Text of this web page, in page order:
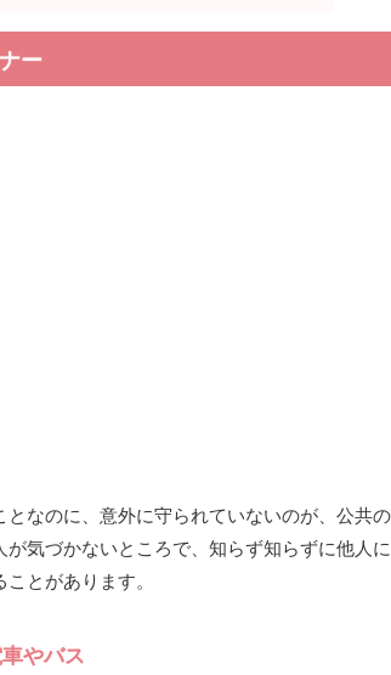
ー
となのに、意外に守られていないのが、公共
が気づかないところで、知らず知らずに他人
とがあります。
やバス